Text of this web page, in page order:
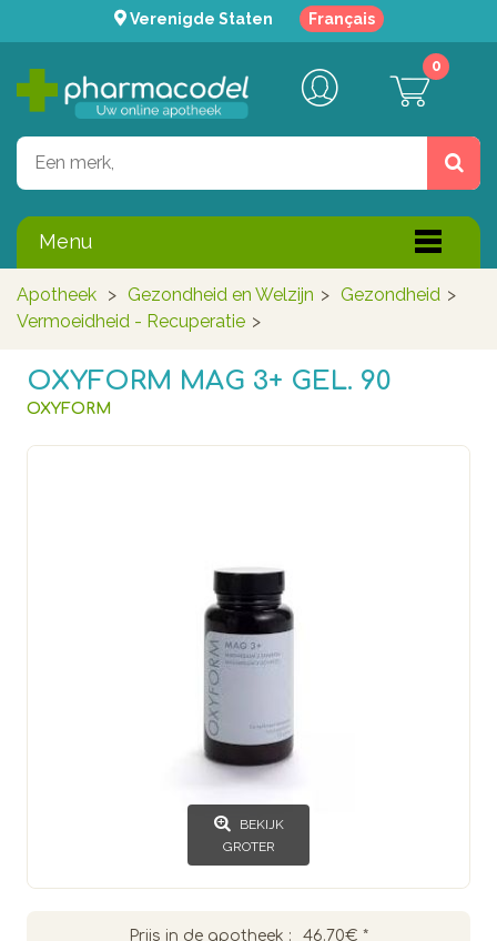
Verenigde Staten Français
0
Menu
Apotheek > Gezondheid en Welzijn > Gezondheid >
Vermoeidheid - Recuperatie >
OXYFORM MAG 3+ GEL. 90
OXYFORM
BEKIJK
GROTER
Prijs in de apotheek : 46.70€ *